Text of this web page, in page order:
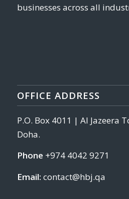
businesses across all
OFFICE ADDRESS
P.O. Box 4011 | Al Jazeera
Doha.
Phone +974 4042 9271
Email: contact@hbj.qa